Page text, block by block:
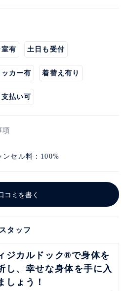
有 土日も受付
ッカー有 着替え有り
払い可
項
セル料：100%
コミを書く
タッフ
ジカルドック®で身体を
し、幸せな身体を手に入
しょう！